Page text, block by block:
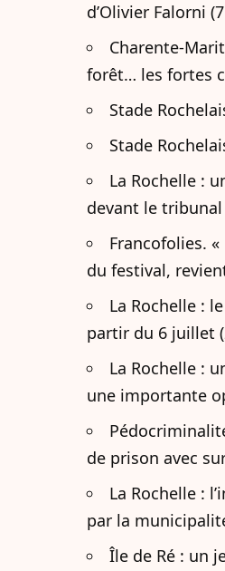
d’Olivier Falorni
Charente-
forêt… les fortes
Stade
Stade
La Rochelle :
devant le tribunal
Francofolies.
du festival,
La Rochelle :
partir du 6 juillet
La Rochelle :
une importante
de prison avec
La Rochelle :
par la
Île de Ré : un